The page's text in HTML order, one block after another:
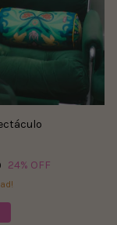
24% OFF